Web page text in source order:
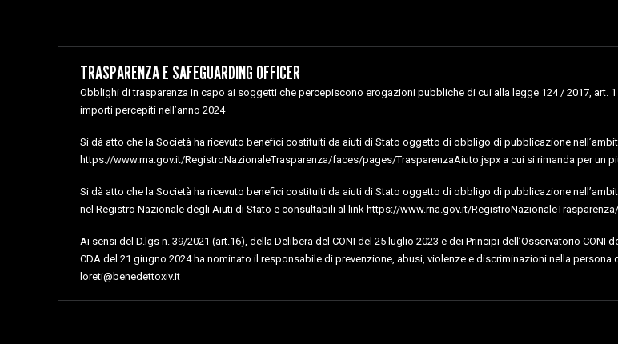
TRASPARENZA E SAFEGUARDING OFFICER
Obblighi di trasparenza in capo ai soggetti che percepiscono erogazioni pubbliche di cui alla legge 124 / 2017, art.
importi percepiti nell’anno 2024
Si dà atto che la Società ha ricevuto benefici costituiti da aiuti di Stato oggetto di obbligo di pubblicazione
https://www.rna.gov.it/RegistroNazionaleTrasparenza/faces/pages/TrasparenzaAiuto.jspx a cui si rimanda per un
Si dà atto che la Società ha ricevuto benefici costituiti da aiuti di Stato oggetto di obbligo di pubblicazione
nel Registro Nazionale degli Aiuti di Stato e consultabili al link https://www.rna.gov.it/
Ai sensi del D.lgs n. 39/2021 (art.16), della Delibera del CONI del 25 luglio 2023 e dei Principi dell’Osservatorio CONI
CDA del 21 giugno 2024 ha nominato il responsabile di prevenzione, abusi, violenze e discriminazioni nella persona
loreti@benedettoxiv.it